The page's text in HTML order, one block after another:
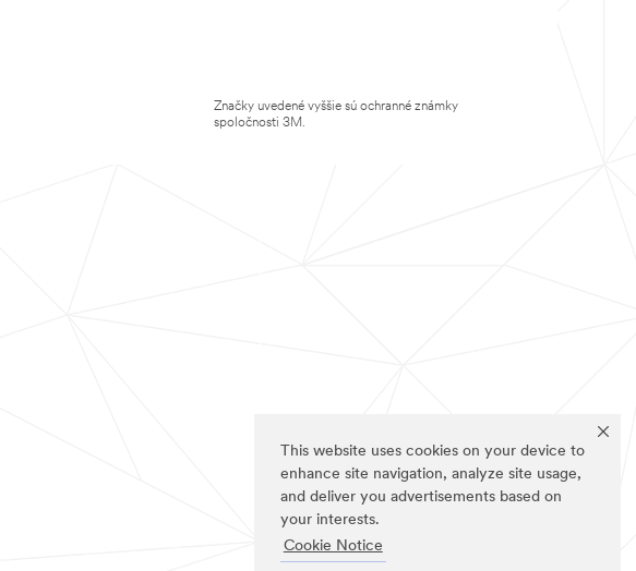
This website uses cookies on your device to
enhance site navigation, analyze site usage,
and deliver you advertisements based on
your interests.
Cookie Notice
Značky uvedené vyššie sú ochranné známky
spoločnosti 3M.